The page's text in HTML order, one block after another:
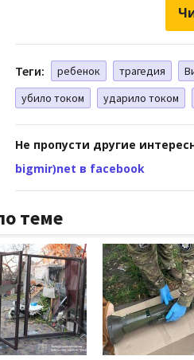
Теги: ребенок трагедия
убило током
ударило током
Не пропусти другие
bigmir)net в facebook
теме